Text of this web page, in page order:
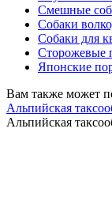
Смешные
Собаки
Собаки для
Сторожевые
Японские
Вам также может
Альпийская
Альпийская